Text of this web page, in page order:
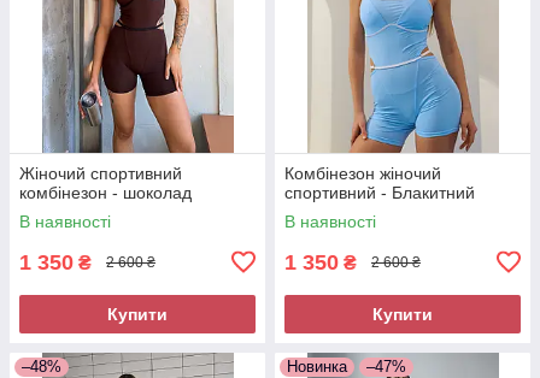
Жіночий спортивний
комбінезон - шоколад
В наявності
1 350 ₴ 2 600 ₴
Купити
Комбінезон жіночий
спортивний - Блакитний
В наявності
1 350 ₴ 2 600 ₴
Купити
–48% Новинка –47%